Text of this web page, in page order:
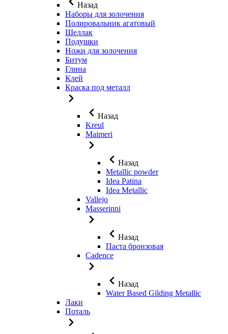
Назад
Наборы для золочения
Полировальник агатовый
Шеллак
Подушки
Ножи для золочения
Битум
Глина
Клей
Краска под металл
Назад
Kreul
Maimeri
Назад
Metallic powder
Idea Patina
Idea Metallic
Vallejo
Masserinni
Назад
Паста бронзовая
Cadence
Назад
Water Based Gilding Metallic
Лаки
Поталь